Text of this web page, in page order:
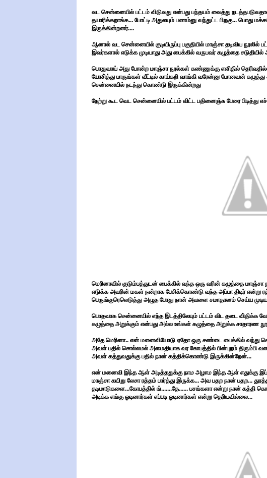
வட சென்னையில் பட்டம் விடுவது என்பது பந்தயம் வைத்து
தயாரிக்கறாங்க... போட்டி அதுலயும் பணம்னு வந்துட்ட பிறகு... பொது
இருக்கின்றனர்....
ஆனால் வட சென்னையில் குடியிருப்பு பகுதியில் மாஞ்சா தடிவிய
இவர்களால் எடுக்க முடியாது அது பைக்கில் வருபவர் கழுத்தை சடுதியில்
பொதுவாய் அது போன்ற மாஞ்சா நூல்கள் கண்ணுக்கு எளிதில்
யோசி்த்து பாருங்கள் வீட்டில் காய்கறி வாங்கி வரேன்னு போனவன் கழுத்து
சென்னையில் நடந்து கொண்டு இருக்கின்றது
நேற்று கூட வெட சென்னையில் பட்டம் விட்ட பதினைஞ்சு பேரை பிடித்து
மெரினாவில் குடும்பத்துடன் பைக்கில் வந்த ஒரு வரின் கழுத்தை
எடுக்க அவரின் மகள் நன்றாக பேசிக்கொண்டு வந்த அப்பா திடிர் என்று
பெருங்குரெலெடுத்து அழுத போது நான் அவளை சமாதானம் செய்ய
பொதவாக சென்னையில் எந்த இடத்திலேயும் பட்டம் விட தடை வி்திக்க
கழுத்தை அறுக்கும் என்பது அல்ல உங்கள் கழுத்தை அறுக்க சாதாரண
அதே மெரினா.. என் மனைவியோடு ஏதோ ஒரு சண்டை பைக்கில் வந்து
அவள் பதில் சொல்லமல் அமைதியாக வர கோபத்தில் பின்புறம் திரும்பி
அவள் கத்துவதுக்கு பதில் நான் கத்திக்கொண்டு இருக்கின்றேன்...
என் மனைவி இந்த ஆள் அடித்ததுக்கு நாம அழாம இந்த ஆள் எதுக்கு
மாஞ்சா கயிறு லேசா ரத்தம் பார்த்து இருக்க... அவ பதற நான் பதற...
தடிமாடுகளை...கோபத்தில் ங்.......தே...... பசங்களா என்று நான் கத்தி
அடிக்க எங்கு ஓடினார்கள் எப்படி ஓடினார்கள் என்று தெரியவில்லை...